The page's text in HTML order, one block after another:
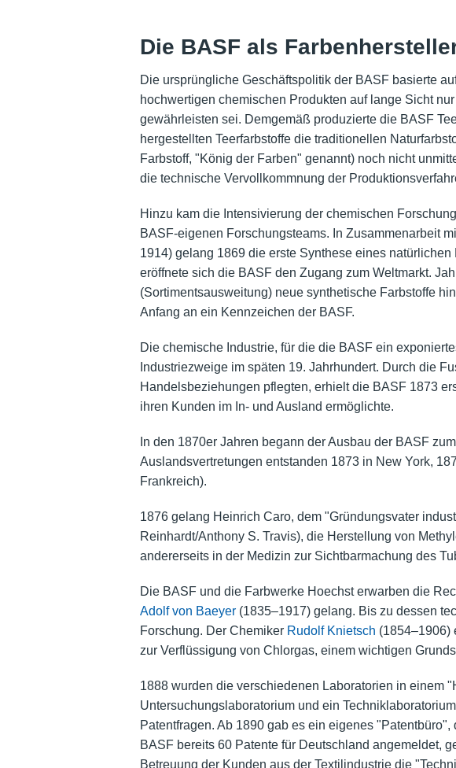
Die BASF als
Die ursprüngliche Geschäftspolitik der BASF basierte
hochwertigen chemischen Produkten auf lange Sicht
gewährleisten sei. Demgemäß produzierte die BASF
hergestellten Teerfarbstoffe die traditionellen
Farbstoff, "König der Farben" genannt) noch nicht
die technische Vervollkommnung der
Hinzu kam die Intensivierung der chemischen
BASF-eigenen Forschungsteams. In Zusammenarbeit
1914) gelang 1869 die erste Synthese eines
eröffnete sich die BASF den Zugang zum Weltmarkt.
(Sortimentsausweitung) neue synthetische Farbstoffe
Anfang an ein Kennzeichen der BASF.
Die chemische Industrie, für die die BASF ein
Industriezweige im späten 19. Jahrhundert. Durch die
Handelsbeziehungen pflegten, erhielt die BASF 1873
ihren Kunden im In- und Ausland ermöglichte.
In den 1870er Jahren begann der Ausbau der BASF
Auslandsvertretungen entstanden 1873 in New York,
Frankreich).
1876 gelang Heinrich Caro, dem "Gründungsvater
Reinhardt/Anthony S. Travis), die Herstellung von
andererseits in der Medizin zur Sichtbarmachung des
Die BASF und die Farbwerke Hoechst erwarben die
Adolf von Baeyer(1835–1917) gelang. Bis zu dessen
Forschung. Der Chemiker Rudolf Knietsch (1854–1906)
zur Verflüssigung von Chlorgas, einem wichtigen
1888 wurden die verschiedenen Laboratorien in einem
Untersuchungslaboratorium und ein
Patentfragen. Ab 1890 gab es ein eigenes
BASF bereits 60 Patente für Deutschland angemeldet,
Betreuung der Kunden aus der Textilindustrie die